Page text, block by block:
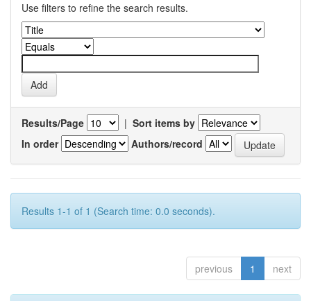
Use filters to refine the search results.
Results/Page | Sort items by
In order
Authors/record
Results 1-1 of 1 (Search time: 0.0 seconds).
previous 1 next